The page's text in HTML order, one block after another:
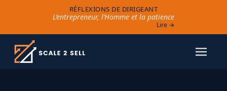
RÉFLEXIONS DE DIRIGEANT
L’entrepreneur, l’Homme et la patience
Lire →